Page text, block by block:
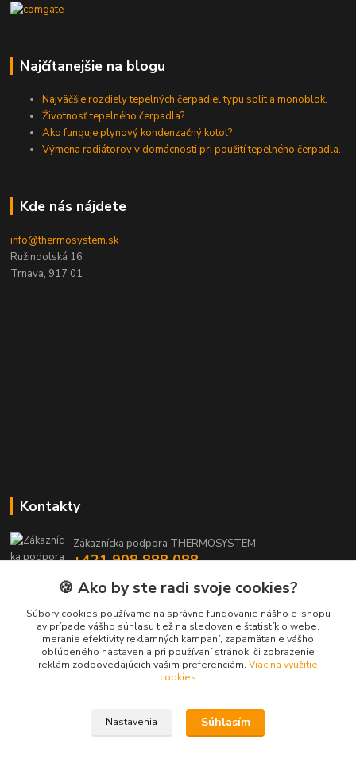
Najčítanejšie na blogu
Najväčšie rozdiely tepelných čerpadiel typu split a monoblok.
Životnosť tepelného čerpadla?
Ako funguje plynový kondenzačný kotol?
Výmena radiátorov v domácnosti pri použití tepelného čerpadla.
Kde nás nájdete
info@thermosystem.sk
Ružindolská 16
Trnava, 917 01
Kontakty
Zákaznícka podpora THERMOSYSTEM
+421 908 888 088
maros.stetina@geotherm.sk
Upravit sběr cookies.
🍪 Ako by ste radi svoje cookies?
Súbory cookies používame na správne fungovanie nášho e-shopu
av prípade vášho súhlasu tiež na sledovanie štatistík o webe,
meranie efektivity reklamných kampaní, zapamätanie vášho
obľúbeného nastavenia pri používaní stránok, či zobrazenie
reklám zodpovedajúcich vašim preferenciám. Viac na využitie
cookies
Nastavenia Súhlasím